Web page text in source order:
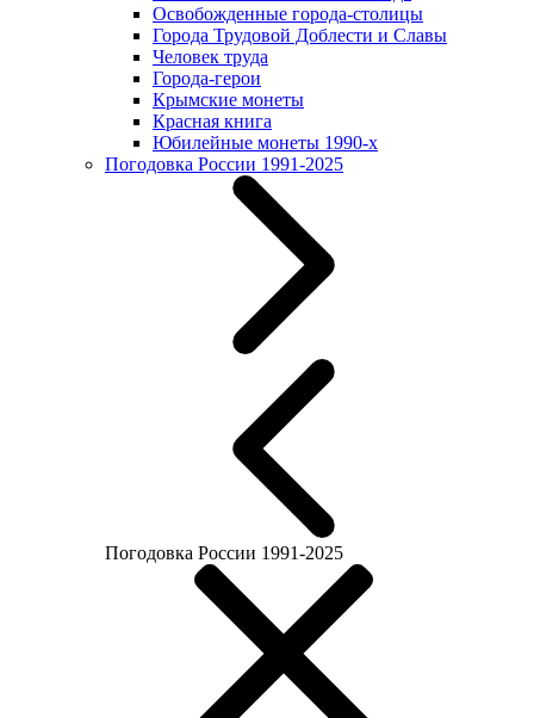
Освобожденные города-столицы
Города Трудовой Доблести и Славы
Человек труда
Города-герои
Крымские монеты
Красная книга
Юбилейные монеты 1990-х
Погодовка России 1991-2025
Погодовка России 1991-2025